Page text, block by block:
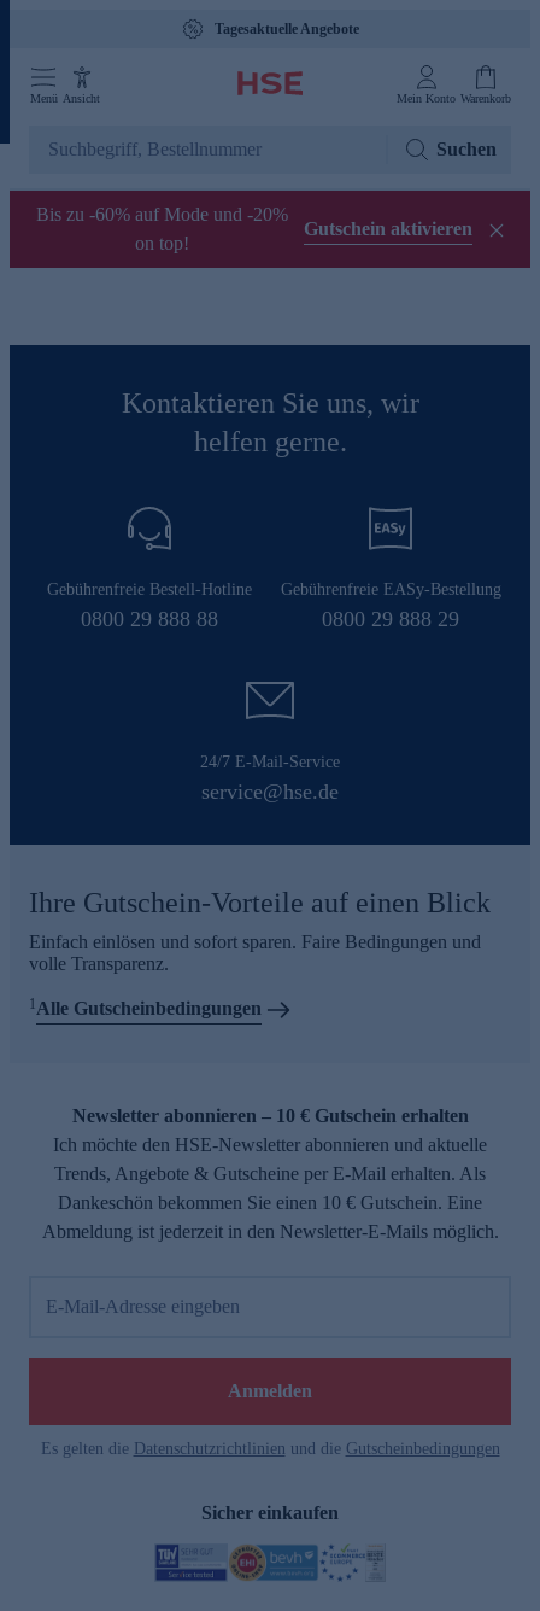
Tagesaktuelle Angebote
Menü Ansicht Mein Konto Warenkorb
Suchen
Bis zu -60% auf Mode und -20%
on top!
Gutschein aktivieren
Kontaktieren Sie uns, wir
helfen gerne.
Gebührenfreie Bestell-Hotline
0800 29 888 88
Gebührenfreie EASy-Bestellung
0800 29 888 29
24/7 E-Mail-Service
service@hse.de
Ihre Gutschein-Vorteile auf einen Blick
Einfach einlösen und sofort sparen. Faire Bedingungen und
volle Transparenz.
1Alle Gutscheinbedingungen
Newsletter abonnieren – 10 € Gutschein erhalten
Ich möchte den HSE-Newsletter abonnieren und aktuelle
Trends, Angebote & Gutscheine per E-Mail erhalten. Als
Dankeschön bekommen Sie einen 10 € Gutschein. Eine
Abmeldung ist jederzeit in den Newsletter-E-Mails möglich.
E-Mail-Adresse eingeben
Anmelden
Es gelten die Datenschutzrichtlinien und die Gutscheinbedingungen
Sicher einkaufen